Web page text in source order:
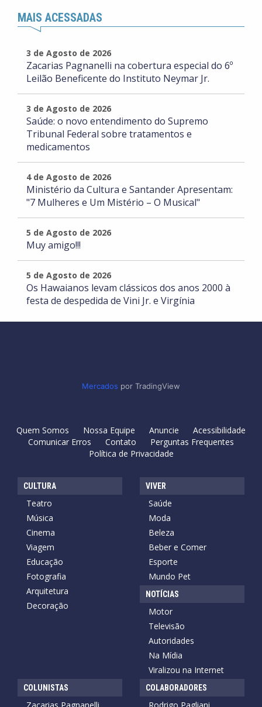
MAIS ACESSADAS
3 de Agosto de 2026
Zacarias Pagnanelli na cobertura especial do 6º
Leilão Beneficente do Instituto Neymar Jr.
3 de Agosto de 2026
Saúde: o novo entendimento do Supremo
Tribunal Federal sobre tratamentos e
medicamentos
4 de Agosto de 2026
Ministério da Cultura e Santander Apresentam:
"7 Mulheres e Um Mistério – O Musical"
5 de Agosto de 2026
Muy amigo!!!
5 de Agosto de 2026
Os Hawaianos levam clássicos dos anos 2000 à
festa de despedida de Vini Jr. e Virgínia
Mercados por TradingView
Quem Somos Nossa Equipe Anuncie
Acessibilidade
Comunicar Erros
Contato
Perguntas Frequentes
Política de Privacidade
CULTURA
Teatro
Música
Cinema
Viagem
Educação
Fotografia
Arquitetura
Decoração
VIVER
Saúde
Moda
Beleza
Beber e Comer
Esporte
Mundo Pet
NOTÍCIAS
Motor
Televisão
Autoridades
Na Mídia
Viralizou na Internet
COLUNISTAS COLABORADORES